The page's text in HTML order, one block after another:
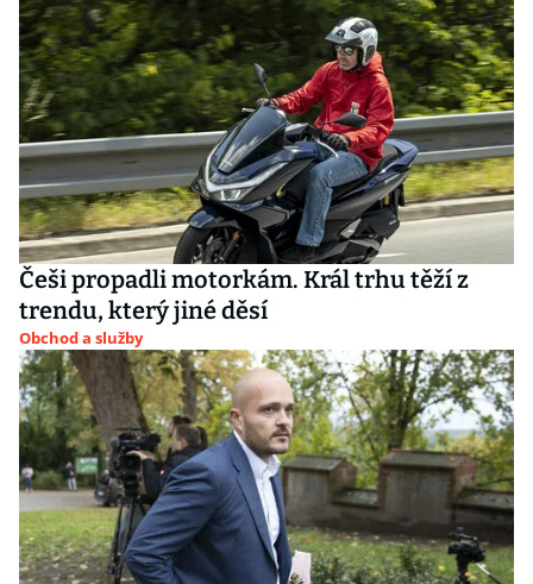
Češi propadli motorkám. Král trhu těží z
trendu, který jiné děsí
Obchod a služby